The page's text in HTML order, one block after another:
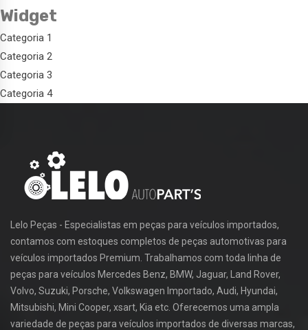
Widget
Categoria 1
Categoria 2
Categoria 3
Categoria 4
Lelo Peças - Especialistas em peças para veículos importados,
contamos com estoques completos de peças automotivas para
veículos importados Premium. Trabalhamos com toda linha de
peças para veículos Mercedes Benz, BMW, Jaguar, Land Rover,
Volvo, Suzuki, Porsche, Volkswagen Importado, Audi, Hyundai,
Mitsubishi, Mini Cooper, xsart, Kia etc. Oferecemos uma ampla
variedade de peças para veículos importados de diversas marcas,